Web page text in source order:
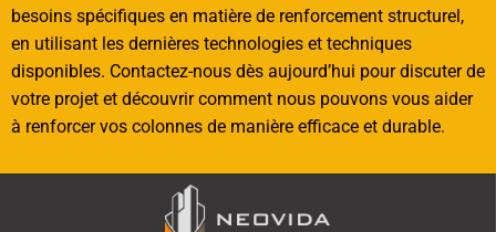
besoins spécifiques en matière de renforcement structurel,
en utilisant les dernières technologies et techniques
disponibles. Contactez-nous dès aujourd’hui pour discuter de
votre projet et découvrir comment nous pouvons vous aider
à renforcer vos colonnes de manière efficace et durable.